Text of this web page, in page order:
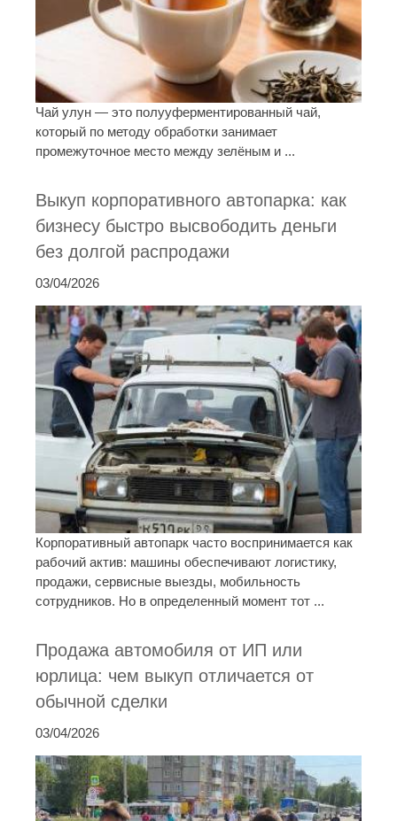
Чай улун — это полууферментированный чай,
который по методу обработки занимает
промежуточное место между зелёным и ...
Выкуп корпоративного автопарка: как
бизнесу быстро высвободить деньги
без долгой распродажи
03/04/2026
Корпоративный автопарк часто воспринимается как
рабочий актив: машины обеспечивают логистику,
продажи, сервисные выезды, мобильность
сотрудников. Но в определенный момент тот ...
Продажа автомобиля от ИП или
юрлица: чем выкуп отличается от
обычной сделки
03/04/2026